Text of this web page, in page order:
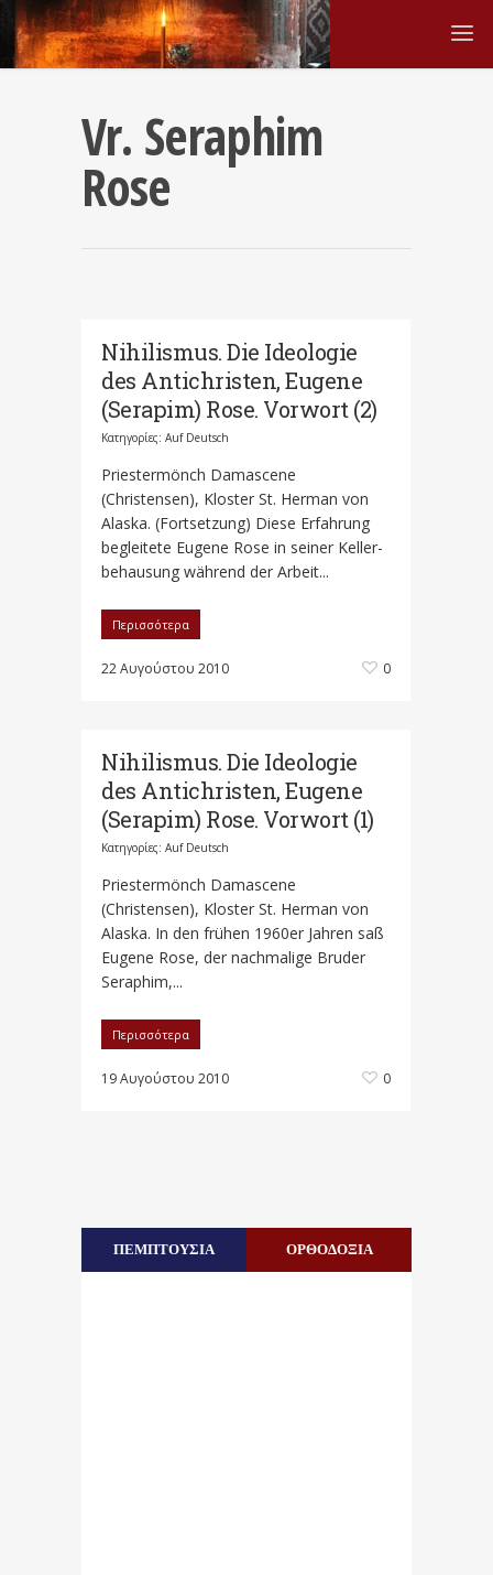
Vr. Seraphim
Rose
Nihilismus. Die Ideologie
des Antichristen, Eugene
(Serapim) Rose. Vorwort (2)
Κατηγορίες: Auf Deutsch
Priestermönch Damascene
(Christensen), Kloster St. Herman von
Alaska. (Fortsetzung) Diese Erfahrung
begleitete Eugene Rose in seiner Keller-
behausung während der Arbeit...
Περισσότερα
22 Αυγούστου 2010 0
Nihilismus. Die Ideologie
des Antichristen, Eugene
(Serapim) Rose. Vorwort (1)
Κατηγορίες: Auf Deutsch
Priestermönch Damascene
(Christensen), Kloster St. Herman von
Alaska. In den frühen 1960er Jahren saß
Eugene Rose, der nachmalige Bruder
Seraphim,...
Περισσότερα
19 Αυγούστου 2010 0
ΠΕΜΠΤΟΥΣΙΑ ΟΡΘΟΔΟΞΙΑ